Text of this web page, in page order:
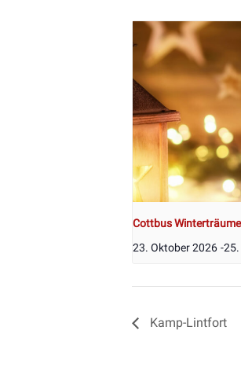
Cottbus Winterträume
23. Oktober 2026 -
Kamp-Lintfort